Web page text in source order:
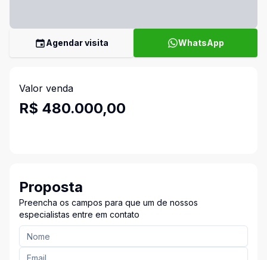
Agendar visita WhatsApp
Valor venda
R$ 480.000,00
Proposta
Preencha os campos para que um de nossos
especialistas entre em contato